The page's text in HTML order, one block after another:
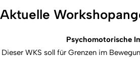
Aktuelle
Psychomotorische
Dieser WKS soll für Grenzen im